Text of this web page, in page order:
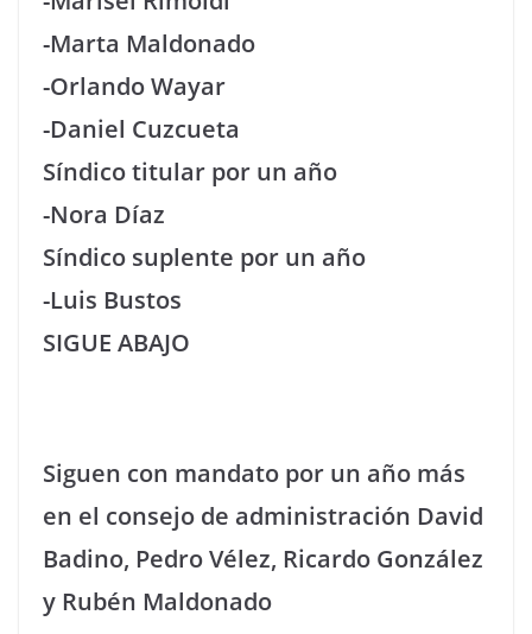
-Marta Maldonado
-Orlando Wayar
-Daniel Cuzcueta
Síndico titular por un año
-Nora Díaz
Síndico suplente por un año
-Luis Bustos
SIGUE ABAJO
Siguen con mandato por un año más
en el consejo de administración David
Badino, Pedro Vélez, Ricardo González
y Rubén Maldonado